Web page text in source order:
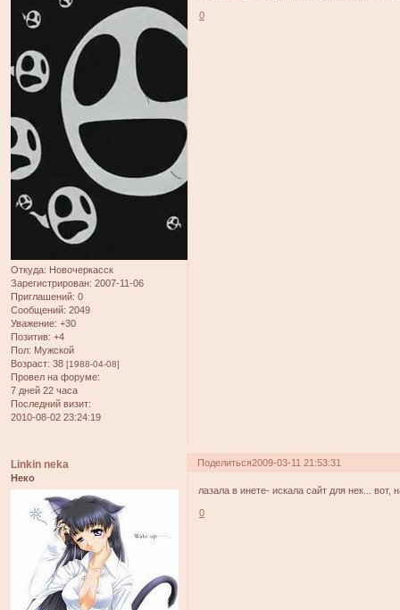
Откуда: Новочеркасск
Зарегистрирован: 2007-11-06
Приглашений: 0
Сообщений: 2049
Уважение: +30
Позитив: +4
Пол: Мужской
Возраст: 38 [1988-04-08]
Провел на форуме:
7 дней 22 часа
Последний визит:
2010-08-02 23:24:19
0
Поделиться2009-03-11 21:53:31
Linkin neka
Неко
лазала в инете- искала сайт для нек...
0